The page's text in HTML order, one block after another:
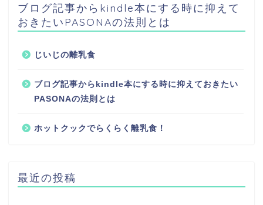
ブログ記事からkindle本にする時に抑えて
おきたいPASONAの法則とは
じいじの離乳食
ブログ記事からkindle本にする時に抑えておきたい
PASONAの法則とは
ホットクックでらくらく離乳食！
最近の投稿